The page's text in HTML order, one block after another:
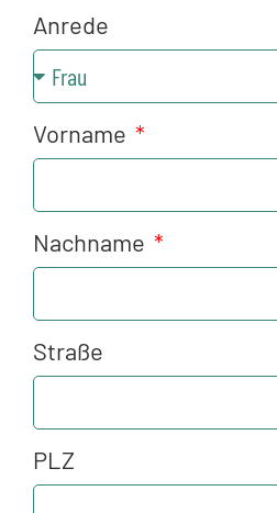
Anrede
Vorname
Nachname
Straße
PLZ